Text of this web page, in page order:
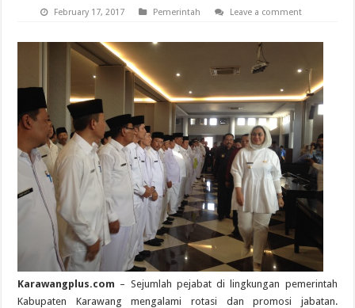
February 17, 2017 Pemerintah Leave a comment
Karawangplus.com – Sejumlah pejabat di lingkungan pemerintah
Kabupaten Karawang mengalami rotasi dan promosi jabatan.